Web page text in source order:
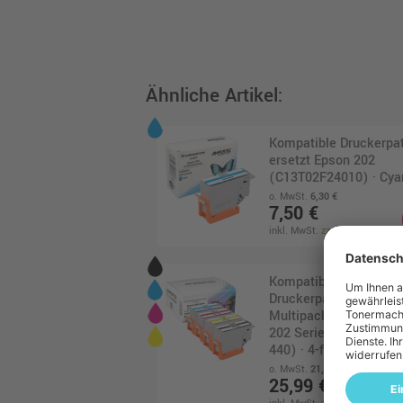
Ähnliche Artikel:
Kompatible
ersetzt Epson 202
(C13T02F24010) ·
o. MwSt. 6,30 €
7,50 €
inkl. MwSt. zzgl. Versand
Kompatibles
Druckerpatronen 4er-
Multipack ersetzt
202 Serie
440) · 4-farbig
o. MwSt. 21,84 €
25,99 €